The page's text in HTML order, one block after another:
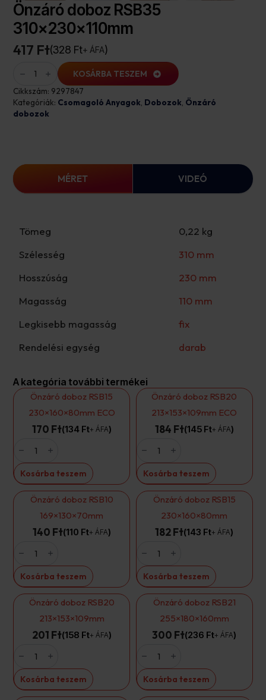
Önzáró doboz RSB35
310×230×110mm
417 Ft 328 Ft+ ÁFA
doboz
310×230×110mm
mennyiség
KOSÁRBA TESZEM
Cikkszám: 9297847
Kategóriák: Csomagoló Anyagok, Dobozok, Önzáró
dobozok
MÉRET VIDEÓ
Tömeg
0,22 kg
Szélesség
310 mm
Hosszúság
230 mm
Magasság
110 mm
Legkisebb magasság
fix
Rendelési egység
darab
A kategória további termékei
Önzáró doboz RSB15
230×160×80mm ECO
170 Ft 134 Ft+ ÁFA
doboz
230×160×80mm
ECO
mennyiség
Kosárba teszem
Önzáró doboz RSB20
213×153×109mm ECO
184 Ft 145 Ft+ ÁFA
doboz
213×153×109mm
ECO
mennyiség
Kosárba teszem
Önzáró doboz RSB10
169×130×70mm
140 Ft 110 Ft+ ÁFA
doboz
169×130×70mm
mennyiség
Kosárba teszem
Önzáró doboz RSB15
230×160×80mm
182 Ft 143 Ft+ ÁFA
doboz
230×160×80mm
mennyiség
Kosárba teszem
Önzáró doboz RSB20
213×153×109mm
201 Ft 158 Ft+ ÁFA
doboz
213×153×109mm
mennyiség
Kosárba teszem
Önzáró doboz RSB21
255×180×160mm
300 Ft 236 Ft+ ÁFA
doboz
255×180×160mm
mennyiség
Kosárba teszem